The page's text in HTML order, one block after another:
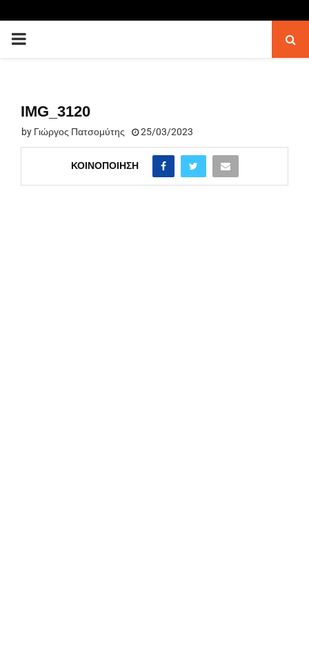
PRIMARY
IMG_3120
by Γιώργος Πατσομύτης 25/03/2023
ΚΟΙΝΟΠΟΊΗΣΗ